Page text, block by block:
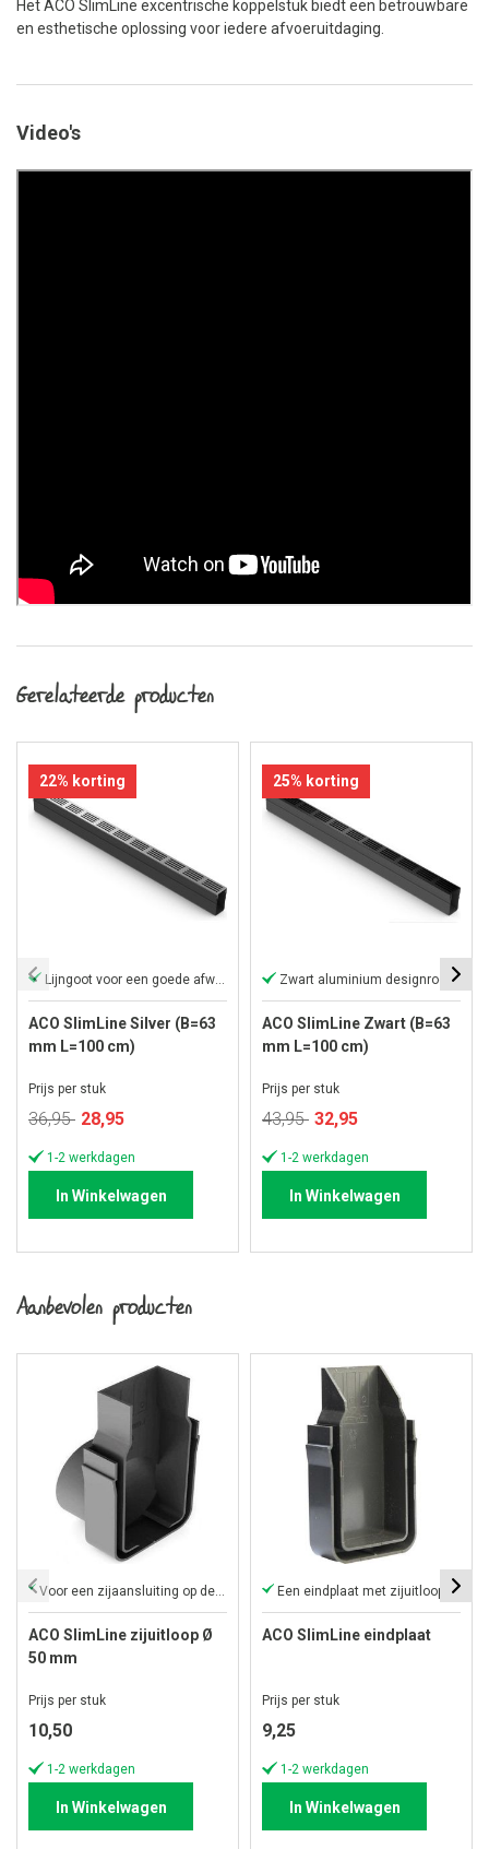
Het ACO SlimLine excentrische koppelstuk biedt een betrouwbare
en esthetische oplossing voor iedere afvoeruitdaging.
Video's
Gerelateerde producten
22% korting
Lijngoot voor een goede afwatering
ACO SlimLine Silver (B=63
mm L=100 cm)
Prijs per stuk
36,95 Speciale
28,95
1-2 werkdagen
In Winkelwagen
25% korting
Zwart aluminium designrooster
ACO SlimLine Zwart (B=63
mm L=100 cm)
Prijs per stuk
43,95 Speciale
32,95
1-2 werkdagen
In Winkelwagen
Aanbevolen producten
Voor een zijaansluiting op de langere zijde van de lijngoot.
ACO SlimLine zijuitloop Ø
50 mm
Prijs per stuk
10,50
1-2 werkdagen
In Winkelwagen
Een eindplaat met zijuitloop van 50 mm
ACO SlimLine eindplaat
Prijs per stuk
9,25
1-2 werkdagen
In Winkelwagen